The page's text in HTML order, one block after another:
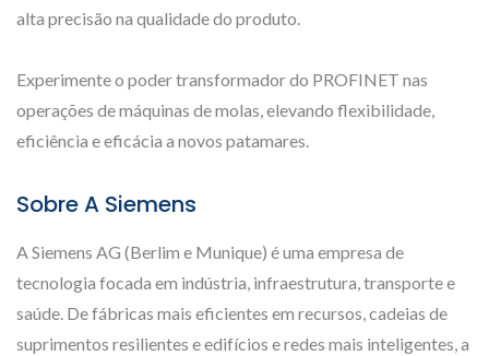
alta precisão na qualidade do produto.
Experimente o poder transformador do PROFINET nas
operações de máquinas de molas, elevando flexibilidade,
eficiência e eficácia a novos patamares.
Sobre A Siemens
A Siemens AG (Berlim e Munique) é uma empresa de
tecnologia focada em indústria, infraestrutura, transporte e
saúde. De fábricas mais eficientes em recursos, cadeias de
suprimentos resilientes e edifícios e redes mais inteligentes, a